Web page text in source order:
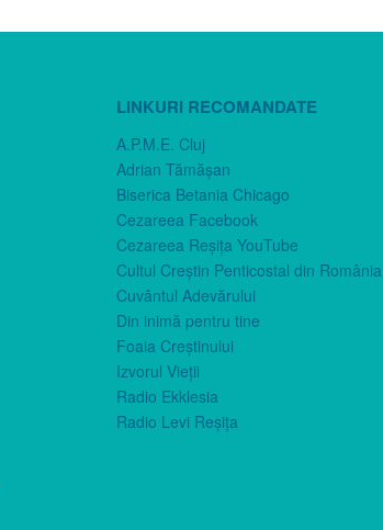
LINKURI RECOMANDATE
A.P.M.E. Cluj
Adrian Tămăşan
Biserica Betania Chicago
Cezareea Facebook
Cezareea Reşiţa YouTube
Cultul Creştin Penticostal din România
Cuvântul Adevărului
Din inimă pentru tine
Foaia Creştinului
Izvorul Vieţii
Radio Ekklesia
Radio Levi Reşiţa